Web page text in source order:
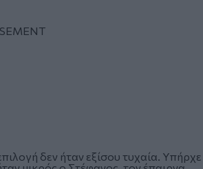
δεν ήταν εξίσου τυχαία. Υπήρχε